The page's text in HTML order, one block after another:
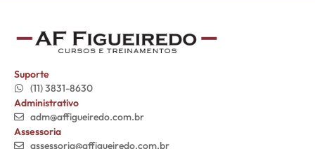
Suporte
(11) 3831-8630
Administrativo
adm@affigueiredo.com.br
Assessoria
assessoria@affigueiredo.com.br